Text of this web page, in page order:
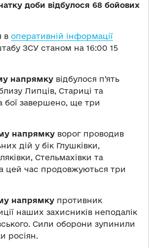
доби відбулося 68 бойових
в оперативній інформації
ЗСУ станом на 16:00 15
напрямку відбулося п’ять
Липців, Стариці та
бої завершено, ще три
напрямку ворог проводив
дій у бік Глушківки,
Стельмахівки та
цей час продовжуються три
напрямку противник
наших захисників неподалік
Сили оборони зупинили
росіян.